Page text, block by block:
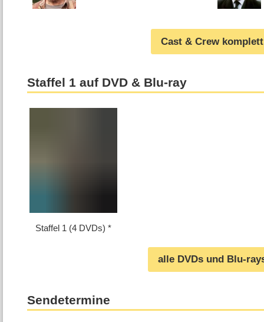
Cast & Crew komplett
Staffel 1 auf DVD & Blu-ray
Staffel 1 (4 DVDs)
alle DVDs und Blu-
Sendetermine